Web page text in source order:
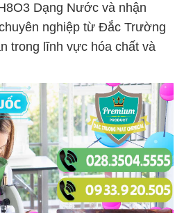
Dạng Nước và nhận
nghiệp từ Đắc Trường
trong lĩnh vực hóa chất và